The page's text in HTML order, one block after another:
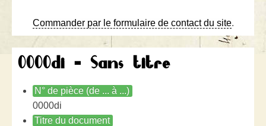
Commander par le formulaire de contact du site.
0000di - Sans titre
N° de pièce (de ... à ...)
0000di
Titre du document